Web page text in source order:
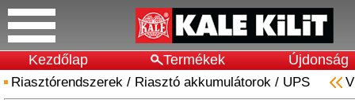
Kezdőlap Termékek Újdonság
Riasztórendszerek / Riasztó akkumulátorok / UPS